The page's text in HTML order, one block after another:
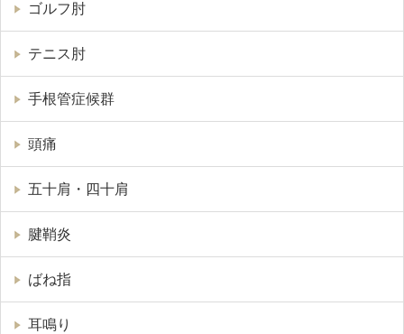
ゴルフ肘
テニス肘
手根管症候群
頭痛
五十肩・四十肩
腱鞘炎
ばね指
耳鳴り